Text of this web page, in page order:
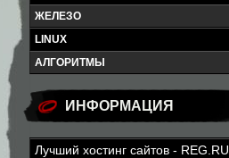
ЖЕЛЕЗО
LINUX
АЛГОРИТМЫ
ИНФОРМАЦИЯ
Лучший хостинг сайтов - REG.RU